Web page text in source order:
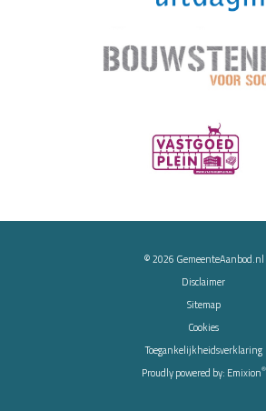
© 2026 GemeenteAanbod.nl
Disclaimer
Sitemap
Cookies
Toegankelijkheidsverklaring
Proudly powered by: Emixion®